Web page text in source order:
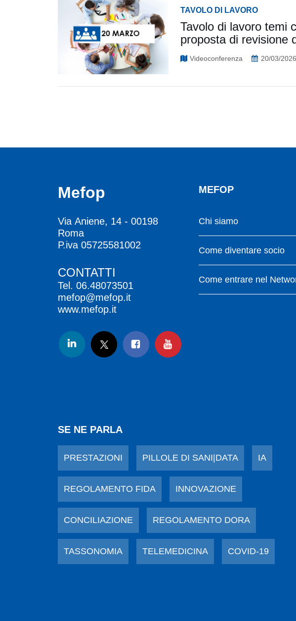
TAVOLO DI LAVORO
Tavolo di lavoro temi
proposta di revisione
Videoconferenza 20/03/2026
Mefop
Via Aniene, 14 - 00198
Roma
P.iva 05725581002
CONTATTI
Tel. 06.48073501
mefop@mefop.it
www.mefop.it
MEFOP
Chi siamo
Come diventare socio
Come entrare nel
SE NE PARLA
PRESTAZIONI PILLOLE DI SANI|DATA IA
REGOLAMENTO FIDA INNOVAZIONE
CONCILIAZIONE REGOLAMENTO DORA
TASSONOMIA TELEMEDICINA COVID-19